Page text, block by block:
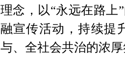
理念，以“永远在路上
融宣传活动，持续提
与、全社会共治的浓